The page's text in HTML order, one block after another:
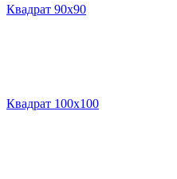
Квадрат 90х90
Квадрат 100х100